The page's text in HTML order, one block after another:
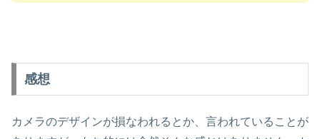
感想
カメラのデザインが損なわれるとか、言われていることが